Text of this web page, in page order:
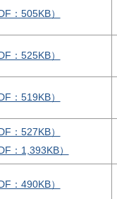
：505KB）
：525KB）
：519KB）
：527KB）
：1,393KB）
：490KB）